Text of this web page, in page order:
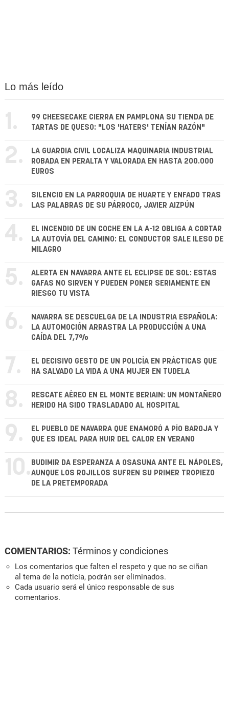
Lo más leído
1.
99 CHEESECAKE CIERRA EN PAMPLONA SU TIENDA DE
TARTAS DE QUESO: "LOS 'HATERS' TENÍAN RAZÓN"
2.
LA GUARDIA CIVIL LOCALIZA MAQUINARIA INDUSTRIAL
ROBADA EN PERALTA Y VALORADA EN HASTA 200.000
EUROS
3.
SILENCIO EN LA PARROQUIA DE HUARTE Y ENFADO TRAS
LAS PALABRAS DE SU PÁRROCO, JAVIER AIZPÚN
4.
EL INCENDIO DE UN COCHE EN LA A-12 OBLIGA A CORTAR
LA AUTOVÍA DEL CAMINO: EL CONDUCTOR SALE ILESO DE
MILAGRO
5.
ALERTA EN NAVARRA ANTE EL ECLIPSE DE SOL: ESTAS
GAFAS NO SIRVEN Y PUEDEN PONER SERIAMENTE EN
RIESGO TU VISTA
6.
NAVARRA SE DESCUELGA DE LA INDUSTRIA ESPAÑOLA:
LA AUTOMOCIÓN ARRASTRA LA PRODUCCIÓN A UNA
CAÍDA DEL 7,7%
7.
EL DECISIVO GESTO DE UN POLICÍA EN PRÁCTICAS QUE
HA SALVADO LA VIDA A UNA MUJER EN TUDELA
8.
RESCATE AÉREO EN EL MONTE BERIAIN: UN MONTAÑERO
HERIDO HA SIDO TRASLADADO AL HOSPITAL
9.
EL PUEBLO DE NAVARRA QUE ENAMORÓ A PÍO BAROJA Y
QUE ES IDEAL PARA HUIR DEL CALOR EN VERANO
10. BUDIMIR DA ESPERANZA A OSASUNA ANTE EL NÁPOLES,
AUNQUE LOS ROJILLOS SUFREN SU PRIMER TROPIEZO
DE LA PRETEMPORADA
COMENTARIOS: Términos y condiciones
Los comentarios que falten el respeto y que no se ciñan
al tema de la noticia, podrán ser eliminados.
Cada usuario será el único responsable de sus
comentarios.